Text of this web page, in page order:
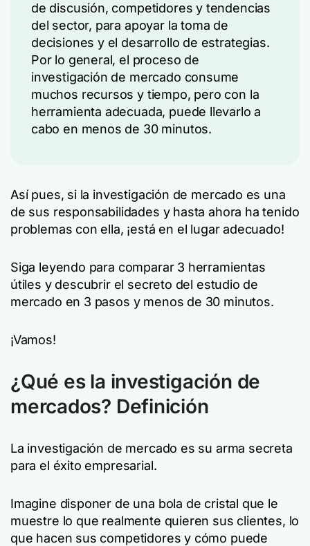
de discusión, competidores y tendencias
del sector, para apoyar la toma de
decisiones y el desarrollo de estrategias.
Por lo general, el proceso de
investigación de mercado consume
muchos recursos y tiempo, pero con la
herramienta adecuada, puede llevarlo a
cabo en menos de 30 minutos.
Así pues, si la investigación de mercado es una
de sus responsabilidades y hasta ahora ha tenido
problemas con ella, ¡está en el lugar adecuado!
Siga leyendo para comparar 3 herramientas
útiles y descubrir el secreto del estudio de
mercado en 3 pasos y menos de 30 minutos.
¡Vamos!
¿Qué es la investigación de
mercados? Definición
La investigación de mercado es su arma secreta
para el éxito empresarial.
Imagine disponer de una bola de cristal que le
muestre lo que realmente quieren sus clientes, lo
que hacen sus competidores y cómo puede